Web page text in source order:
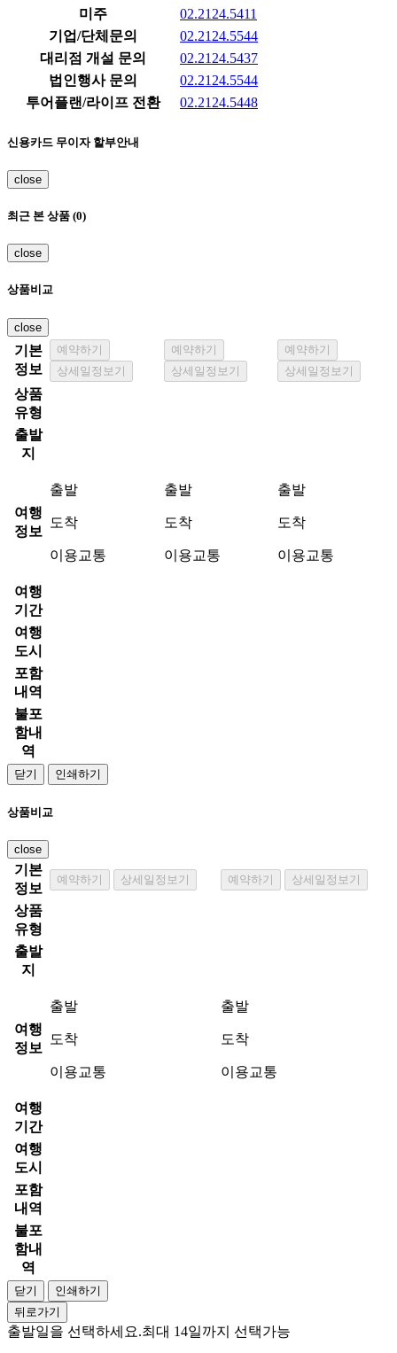
미주
02.2124.5411
기업/단체문의
02.2124.5544
대리점 개설 문의
02.2124.5437
법인행사 문의
02.2124.5544
투어플랜/라이프 전환
02.2124.5448
신용카드 무이자 할부안내
close
최근 본 상품 (0)
close
상품비교
close
기본
정보
예약하기
상세일정보기
예약하기
상세일정보기
예약하기
상세일정보기
상품
유형
출발
지
여행
정보
출발
도착
이용교통
출발
도착
이용교통
출발
도착
이용교통
여행
기간
여행
도시
포함
내역
불포
함내
역
닫기 인쇄하기
상품비교
close
기본
정보
예약하기 상세일정보기 예약하기 상세일정보기
상품
유형
출발
지
여행
정보
출발
도착
이용교통
출발
도착
이용교통
여행
기간
여행
도시
포함
내역
불포
함내
역
닫기
인쇄하기
뒤로가기
출발일을 선택하세요.최대 14일까지 선택가능